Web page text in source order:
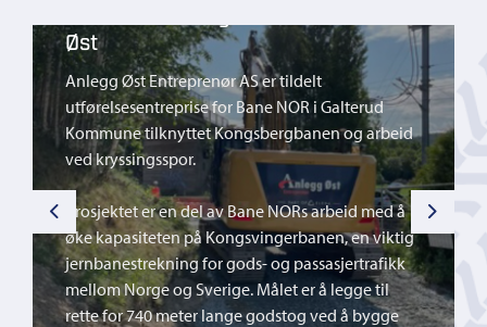
Previous
Øst
Anlegg Øst Entreprenør AS er tildelt
utførelsesentreprise for Bane NOR i Galterud
Kommune tilknyttet Kongsbergbanen og arbeid
ved kryssingsspor.
Prosjektet er en del av Bane NORs arbeid med å
øke kapasiteten på Kongsvingerbanen, en viktig
jernbanestrekning for gods- og passasjertrafikk
mellom Norge og Sverige. Målet er å legge til
rette for 740 meter lange godstog ved å bygge
Next